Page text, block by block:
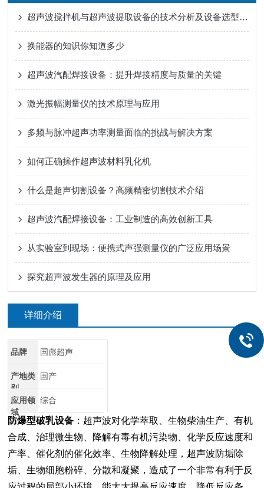
超声波搅拌机与超声波提取设备的技术分析及设备选型工程指南
换能器的知识你知道多少
超声波汽配焊接设备：提升焊接精度与质量的关键
激光振幅测量仪的技术原理与应用
多频与脉冲超声功率测量面临的挑战与解决方案
如何正确操作超声波材料乳化机
什么是超声切割设备？高频精密切割技术介绍
超声波汽配焊接设备：工业制造的高效创新工具
从实验室到现场：便携式声强测量仪的广泛应用场景
探究超声波发生器的原理及应用
详细介绍
品牌 国彪超声
产地类
别
国产
应用领
域
综合
防爆型破乳设备 ：超声波对化学萃取、生物柴油生产、有机
合成、治理微生物、降解有毒有机污染物、化学反应速度和
产率、催化剂的催化效率、生物降解处理，超声波防垢除
垢、生物细胞粉碎、分散和凝聚，造成了一个非常有利于反